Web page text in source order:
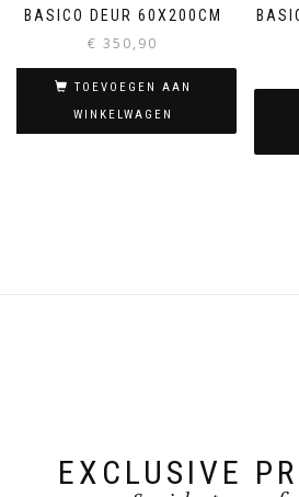
BASICO DEUR 60X200CM
€ 350,90
TOEVOEGEN AAN
WINKELWAGEN
EXCLUSIVE